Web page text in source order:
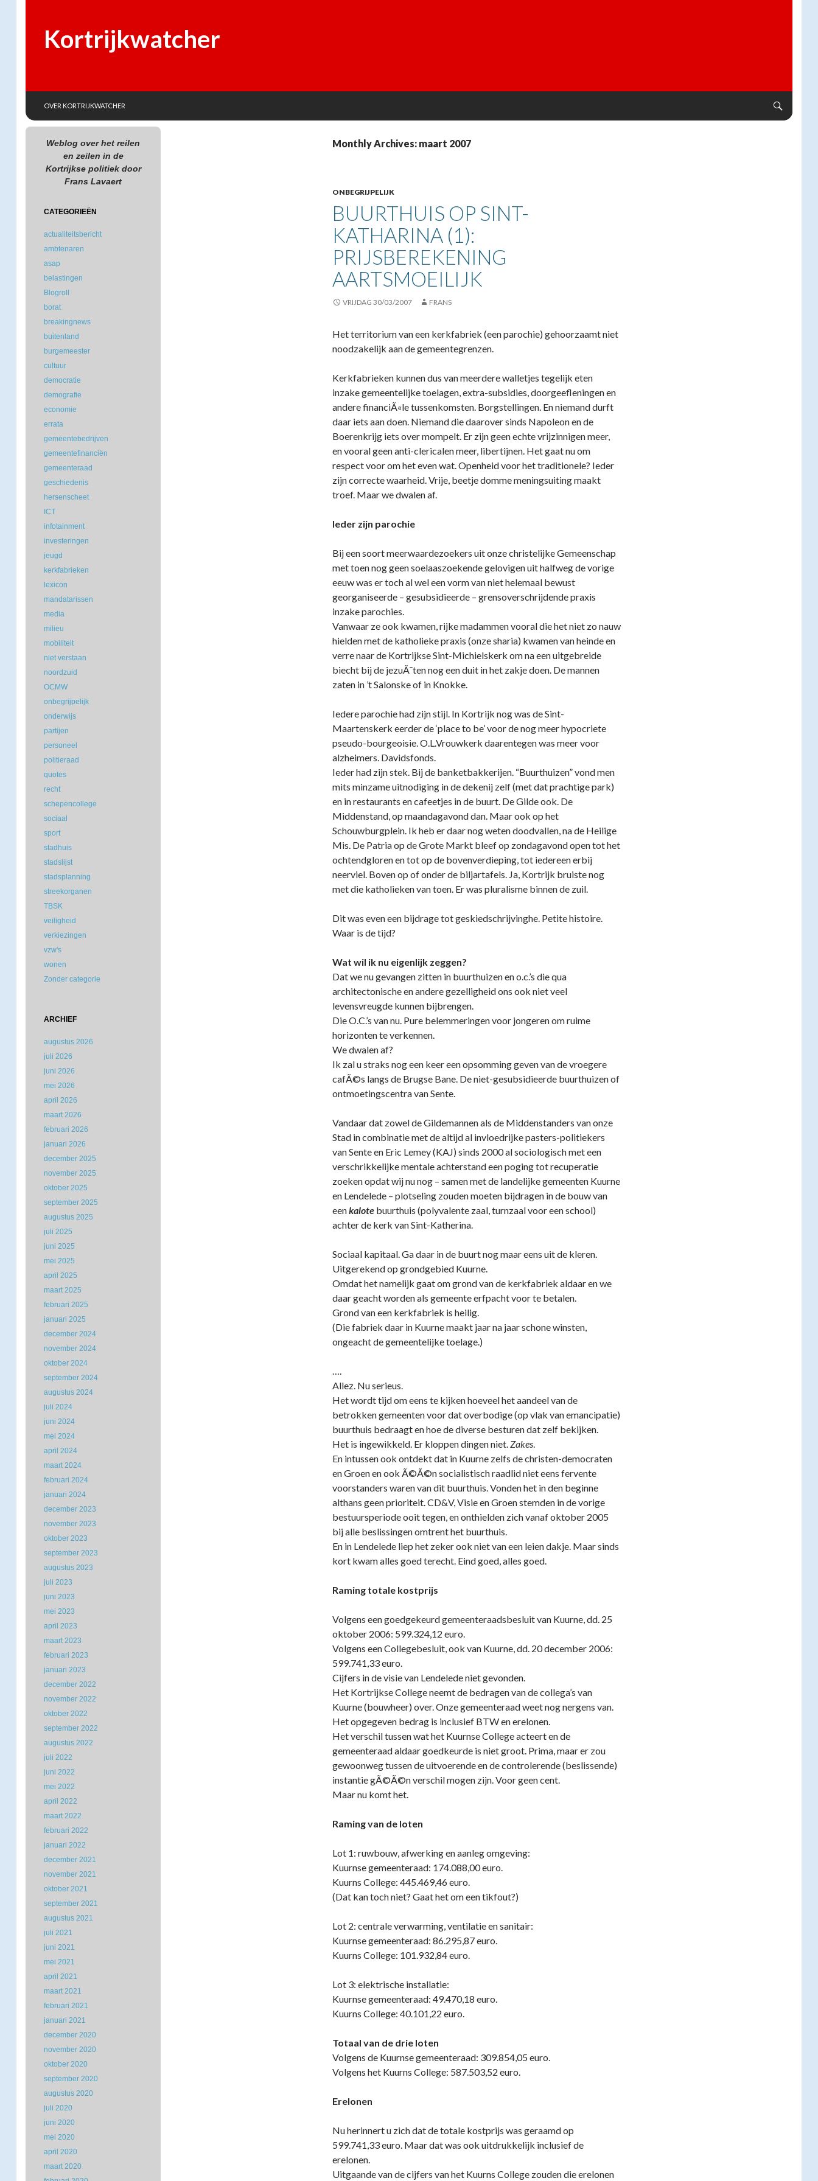
Kortrijkwatcher
OVER KORTRIJKWATCHER
Monthly Archives: maart 2007
ONBEGRIJPELIJK
BUURTHUIS OP SINT-
KATHARINA (1):
PRIJSBEREKENING
AARTSMOEILIJK
VRIJDAG 30/03/2007 FRANS
Het territorium van een kerkfabriek (een parochie) gehoorzaamt niet
noodzakelijk aan de gemeentegrenzen.
Kerkfabrieken kunnen dus van meerdere walletjes tegelijk eten
inzake gemeentelijke toelagen, extra-subsidies, doorgeefleningen en
andere financiÃ«le tussenkomsten. Borgstellingen. En niemand durft
daar iets aan doen. Niemand die daarover sinds Napoleon en de
Boerenkrijg iets over mompelt. Er zijn geen echte vrijzinnigen meer,
en vooral geen anti-clericalen meer, libertijnen. Het gaat nu om
respect voor om het even wat. Openheid voor het traditionele? Ieder
zijn correcte waarheid. Vrije, beetje domme meningsuiting maakt
troef. Maar we dwalen af.
Ieder zijn parochie
Bij een soort meerwaardezoekers uit onze christelijke Gemeenschap
met toen nog geen soelaaszoekende gelovigen uit halfweg de vorige
eeuw was er toch al wel een vorm van niet helemaal bewust
georganiseerde – gesubsidieerde – grensoverschrijdende praxis
inzake parochies.
Vanwaar ze ook kwamen, rijke madammen vooral die het niet zo nauw
hielden met de katholieke praxis (onze sharia) kwamen van heinde en
verre naar de Kortrijkse Sint-Michielskerk om na een uitgebreide
biecht bij de jezuÃ¯ten nog een duit in het zakje doen. De mannen
zaten in ’t Salonske of in Knokke.
Iedere parochie had zijn stijl. In Kortrijk nog was de Sint-
Maartenskerk eerder de ‘place to be’ voor de nog meer hypocriete
pseudo-bourgeoisie. O.L.Vrouwkerk daarentegen was meer voor
alzheimers. Davidsfonds.
Ieder had zijn stek. Bij de banketbakkerijen. “Buurthuizen” vond men
mits minzame uitnodiging in de dekenij zelf (met dat prachtige park)
en in restaurants en cafeetjes in de buurt. De Gilde ook. De
Middenstand, op maandagavond dan. Maar ook op het
Schouwburgplein. Ik heb er daar nog weten doodvallen, na de Heilige
Mis. De Patria op de Grote Markt bleef op zondagavond open tot het
ochtendgloren en tot op de bovenverdieping, tot iedereen erbij
neerviel. Boven op of onder de biljartafels. Ja, Kortrijk bruiste nog
met die katholieken van toen. Er was pluralisme binnen de zuil.
Dit was even een bijdrage tot geskiedschrijvinghe. Petite histoire.
Waar is de tijd?
Wat wil ik nu eigenlijk zeggen?
Dat we nu gevangen zitten in buurthuizen en o.c.’s die qua
architectonische en andere gezelligheid ons ook niet veel
levensvreugde kunnen bijbrengen.
Die O.C.’s van nu. Pure belemmeringen voor jongeren om ruime
horizonten te verkennen.
We dwalen af?
Ik zal u straks nog een keer een opsomming geven van de vroegere
cafÃ©s langs de Brugse Bane. De niet-gesubsidieerde buurthuizen of
ontmoetingscentra van Sente.
Vandaar dat zowel de Gildemannen als de Middenstanders van onze
Stad in combinatie met de altijd al invloedrijke pasters-politiekers
van Sente en Eric Lemey (KAJ) sinds 2000 al sociologisch met een
verschrikkelijke mentale achterstand een poging tot recuperatie
zoeken opdat wij nu nog – samen met de landelijke gemeenten Kuurne
en Lendelede – plotseling zouden moeten bijdragen in de bouw van
eenkalote buurthuis (polyvalente zaal, turnzaal voor een school)
achter de kerk van Sint-Katherina.
Sociaal kapitaal. Ga daar in de buurt nog maar eens uit de kleren.
Uitgerekend op grondgebied Kuurne.
Omdat het namelijk gaat om grond van de kerkfabriek aldaar en we
daar geacht worden als gemeente erfpacht voor te betalen.
Grond van een kerkfabriek is heilig.
(Die fabriek daar in Kuurne maakt jaar na jaar schone winsten,
ongeacht de gemeentelijke toelage.)
….
Allez. Nu serieus.
Het wordt tijd om eens te kijken hoeveel het aandeel van de
betrokken gemeenten voor dat overbodige (op vlak van emancipatie)
buurthuis bedraagt en hoe de diverse besturen dat zelf bekijken.
Het is ingewikkeld. Er kloppen dingen niet.Zakes.
En intussen ook ontdekt dat in Kuurne zelfs de christen-democraten
en Groen en ook Ã©Ã©n socialistisch raadlid niet eens fervente
voorstanders waren van dit buurthuis. Vonden het in den beginne
althans geen prioriteit. CD&V, Visie en Groen stemden in de vorige
bestuursperiode ooit tegen, en onthielden zich vanaf oktober 2005
bij alle beslissingen omtrent het buurthuis.
En in Lendelede liep het zeker ook niet van een leien dakje. Maar sinds
kort kwam alles goed terecht. Eind goed, alles goed.
Raming totale kostprijs
Volgens een goedgekeurd gemeenteraadsbesluit van Kuurne, dd. 25
oktober 2006: 599.324,12 euro.
Volgens een Collegebesluit, ook van Kuurne, dd. 20 december 2006:
599.741,33 euro.
Cijfers in de visie van Lendelede niet gevonden.
Het Kortrijkse College neemt de bedragen van de collega’s van
Kuurne (bouwheer) over. Onze gemeenteraad weet nog nergens van.
Het opgegeven bedrag is inclusief BTW en erelonen.
Het verschil tussen wat het Kuurnse College acteert en de
gemeenteraad aldaar goedkeurde is niet groot. Prima, maar er zou
gewoonweg tussen de uitvoerende en de controlerende (beslissende)
instantie gÃ©Ã©n verschil mogen zijn. Voor geen cent.
Maar nu komt het.
Raming van de loten
Lot 1: ruwbouw, afwerking en aanleg omgeving:
Kuurnse gemeenteraad: 174.088,00 euro.
Kuurns College: 445.469,46 euro.
(Dat kan toch niet? Gaat het om een tikfout?)
Lot 2: centrale verwarming, ventilatie en sanitair:
Kuurnse gemeenteraad: 86.295,87 euro.
Kuurns College: 101.932,84 euro.
Lot 3: elektrische installatie:
Kuurnse gemeenteraad: 49.470,18 euro.
Kuurns College: 40.101,22 euro.
Totaal van de drie loten
Volgens de Kuurnse gemeenteraad: 309.854,05 euro.
Volgens het Kuurns College: 587.503,52 euro.
Erelonen
Nu herinnert u zich dat de totale kostprijs was geraamd op
599.741,33 euro. Maar dat was ook uitdrukkelijk inclusief de
erelonen.
Uitgaande van de cijfers van het Kuurns College zouden die erelonen
Weblog over het reilen
en zeilen in de
Kortrijkse politiek door
Frans Lavaert
CATEGORIEËN
actualiteitsbericht
ambtenaren
asap
belastingen
Blogroll
borat
breakingnews
buitenland
burgemeester
cultuur
democratie
demografie
economie
errata
gemeentebedrijven
gemeentefinanciën
gemeenteraad
geschiedenis
hersenscheet
ICT
infotainment
investeringen
jeugd
kerkfabrieken
lexicon
mandatarissen
media
milieu
mobiliteit
niet verstaan
noordzuid
OCMW
onbegrijpelijk
onderwijs
partijen
personeel
politieraad
quotes
recht
schepencollege
sociaal
sport
stadhuis
stadslijst
stadsplanning
streekorganen
TBSK
veiligheid
verkiezingen
vzw's
wonen
Zonder categorie
ARCHIEF
augustus 2026
juli 2026
juni 2026
mei 2026
april 2026
maart 2026
februari 2026
januari 2026
december 2025
november 2025
oktober 2025
september 2025
augustus 2025
juli 2025
juni 2025
mei 2025
april 2025
maart 2025
februari 2025
januari 2025
december 2024
november 2024
oktober 2024
september 2024
augustus 2024
juli 2024
juni 2024
mei 2024
april 2024
maart 2024
februari 2024
januari 2024
december 2023
november 2023
oktober 2023
september 2023
augustus 2023
juli 2023
juni 2023
mei 2023
april 2023
maart 2023
februari 2023
januari 2023
december 2022
november 2022
oktober 2022
september 2022
augustus 2022
juli 2022
juni 2022
mei 2022
april 2022
maart 2022
februari 2022
januari 2022
december 2021
november 2021
oktober 2021
september 2021
augustus 2021
juli 2021
juni 2021
mei 2021
april 2021
maart 2021
februari 2021
januari 2021
december 2020
november 2020
oktober 2020
september 2020
augustus 2020
juli 2020
juni 2020
mei 2020
april 2020
maart 2020